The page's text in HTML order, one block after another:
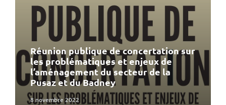
Réunion publique de concertation sur
les problématiques et enjeux de
l’aménagement du secteur de la
Pusaz et du Badney
8 novembre 2022